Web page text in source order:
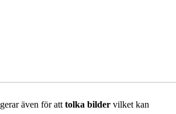
även för att tolka bilder vilket kan